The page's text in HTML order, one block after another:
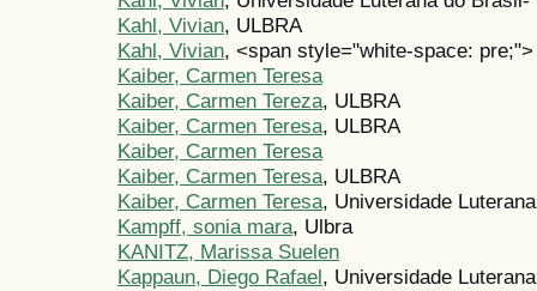
Kahl, Vivian, ULBRA
Kahl, Vivian, <span style="white-space:
Kaiber, Carmen Teresa
Kaiber, Carmen Tereza, ULBRA
Kaiber, Carmen Teresa, ULBRA
Kaiber, Carmen Teresa
Kaiber, Carmen Teresa, ULBRA
Kaiber, Carmen Teresa, Universidade
Kampff, sonia mara, Ulbra
KANITZ, Marissa Suelen
Kappaun, Diego Rafael, Universidade